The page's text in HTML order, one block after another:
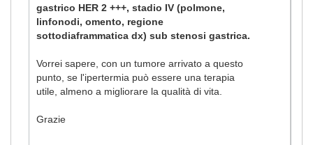
gastrico HER 2 +++, stadio IV (polmone,
linfonodi, omento, regione
sottodiaframmatica dx) sub stenosi gastrica.
Vorrei sapere, con un tumore arrivato a questo
punto, se l'ipertermia può essere una terapia
utile, almeno a migliorare la qualità di vita.
Grazie